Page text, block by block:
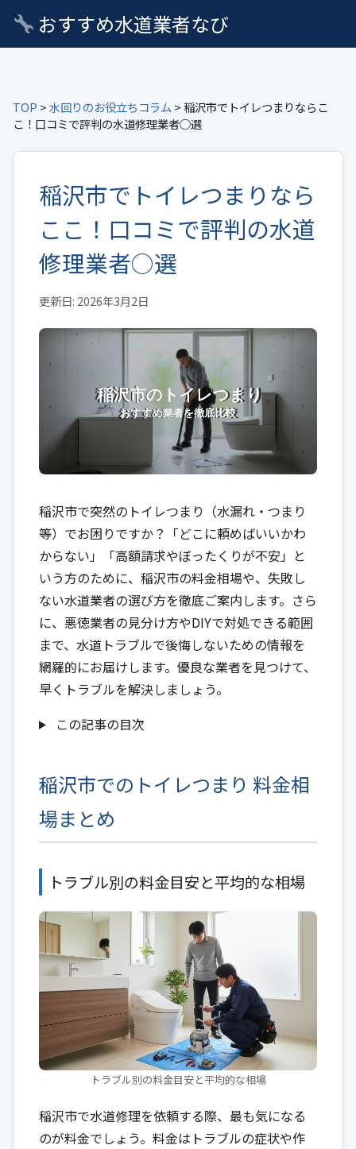
おすすめ水道業者なび
TOP >水回りのお役立ちコラム > 稲沢市でトイレつまりならこ
こ！口コミで評判の水道修理業者○選
稲沢市でトイレつまりなら
ここ！口コミで評判の水道
修理業者○選
更新日: 2026年3月2日
稲沢市で突然のトイレつまり（水漏れ・つまり
等）でお困りですか？「どこに頼めばいいかわ
からない」「高額請求やぼったくりが不安」と
いう方のために、稲沢市の料金相場や、失敗し
ない水道業者の選び方を徹底ご案内します。さら
に、悪徳業者の見分け方やDIYで対処できる範囲
まで、水道トラブルで後悔しないための情報を
網羅的にお届けします。優良な業者を見つけて、
早くトラブルを解決しましょう。
この記事の目次
稲沢市でのトイレつまり 料金相
場まとめ
トラブル別の料金目安と平均的な相場
トラブル別の料金目安と平均的な相場
稲沢市で水道修理を依頼する際、最も気になる
のが料金でしょう。料金はトラブルの症状や作